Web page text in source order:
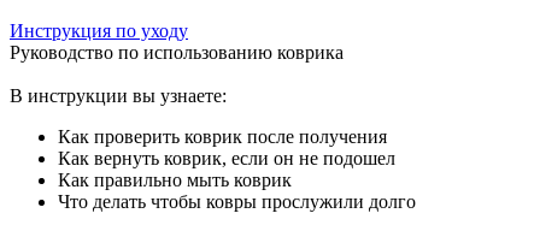
Инструкция по уходу
Руководство по использованию коврика
В инструкции вы узнаете:
Как проверить коврик после получения
Как вернуть коврик, если он не подошел
Как правильно мыть коврик
Что делать чтобы ковры прослужили долго